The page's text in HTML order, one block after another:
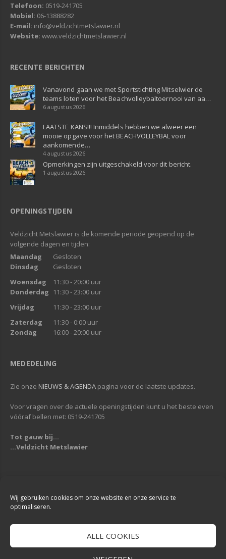
Wij gebruiken cookies om onze website en onze service te
optimaliseren.
ALLE COOKIES
Telefoon: 0519-241705
Mobiel: 06-13888282
E-mail: info@veldzichtmetslawier.nl
Website: www.veldzichtmetslawier.nl
RECENTE BERICHTEN
Vanavond gaan we met Sportstichting Mitselwier de
teams loten voor het Beachvolleybaltoernooi van aa…
6 augustus 2026
LAATSTE KANS!!! Inmiddels hebben we alweer een
mooie opgave voor het BEACHVOLLEYBAL voor
aankomende…
4 augustus 2026
Opmerkingen zijn uitgeschakeld voor dit bericht.
1 augustus 2026
OPENINGSTIJDEN
Veldzicht Metslawier is de komende periode geopend op de
volgende dagen en tijden:
Maandag
Gesloten
Dinsdag
Gesloten
Woensdag
11:30 - 20:00 uur
Donderdag
11:30 - 23:00 uur
Vrijdag
11:30 - 23:00 uur
Zaterdag
11:30 - 0:00 uur
Zondag
16:00 - 20:00 uur
MEDEDELING
Zie onze NIEUWS & AGENDA pagina voor de laatste updates.
Voor vragen over de actuele openingstijden kunt u het beste even
vóóraf bellen met: 0519-241705
Tot gauw bij...
...Veldzicht Metslawier
| Webdesign & Development -DigiReus